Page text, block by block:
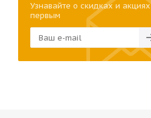
Узнавайте о скидках и акциях
первым